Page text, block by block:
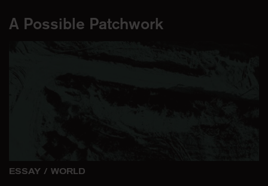
A Possible Patchwork
ESSAY / WORLD